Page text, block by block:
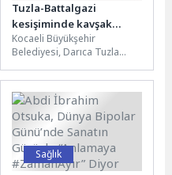
Tuzla-Battalgazi
kesişiminde kavşak
çalışması başladı
Kocaeli Büyükşehir
Belediyesi, Darıca Tuzla
Caddesi’nin kesişiminde
hayata geçireceği yeni
kavşak düzenlemesi...
Sağlık